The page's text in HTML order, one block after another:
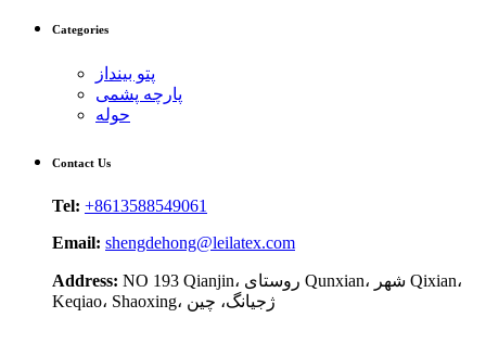
Categories
پتو بینداز
پارچه پشمی
حوله
Contact Us
Tel: +8613588549061
Email: shengdehong@leilatex.com
Address: NO 193 Qianjin، روستای Qunxian، شهر Qixian،
Keqiao، Shaoxing، ژجیانگ، چین